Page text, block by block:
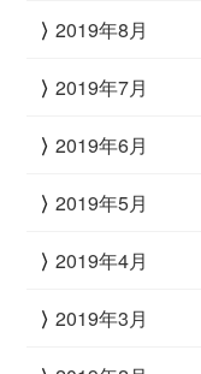
2019年8月
2019年7月
2019年6月
2019年5月
2019年4月
2019年3月